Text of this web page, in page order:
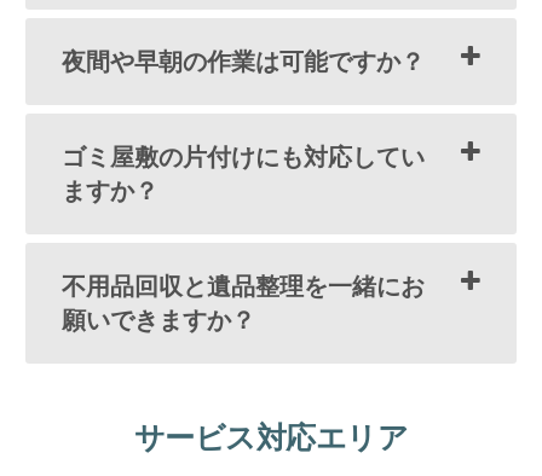
夜間や早朝の作業は可能ですか？
ゴミ屋敷の片付けにも対応してい
ますか？
不用品回収と遺品整理を一緒にお
願いできますか？
サービス対応エリア